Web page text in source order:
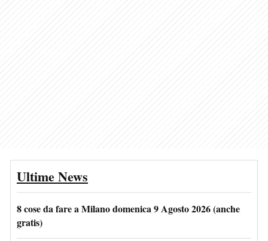
Ultime News
8 cose da fare a Milano domenica 9 Agosto 2026 (anche
gratis)